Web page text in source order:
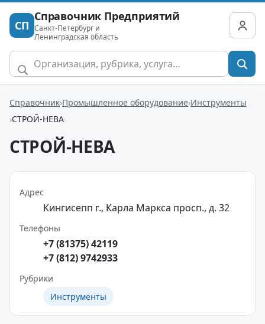
СП
Справочник Предприятий
Санкт-Петербург и
Ленинградская область
Справочник Промышленное оборудование Инструменты
СТРОЙ-НЕВА
СТРОЙ-НЕВА
Адрес
Кингисепп г., Карла Маркса просп., д. 32
Телефоны
+7 (81375) 42119
+7 (812) 9742933
Рубрики
Инструменты